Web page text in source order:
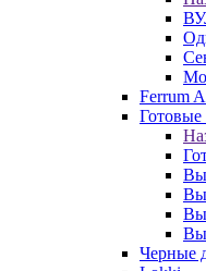
Ferrum
Черные